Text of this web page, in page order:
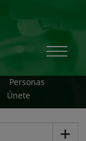
Personas
Únete